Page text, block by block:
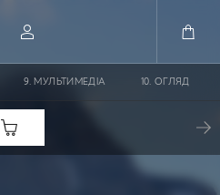
МУЛЬТИМЕДІА ОГЛЯД